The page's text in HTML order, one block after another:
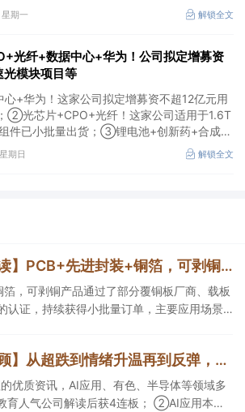
。
期一 解锁全文
光纤+数据中心+华为！公司拟定增募资
光模块项目等
+华为！这家公司拟定增募资不超12亿元用
②光芯片+CPO+光纤！这家公司适用于1.6T
件已小批量出货；③锂电池+创新药+合成生
超过7亿元以切入半导体供应链。
期日 解锁全文
【机构龙虎榜解读】PCB+先进封装+铜箔，可剥铜产品通过了部分覆铜板厂商、载板厂商及相关芯片终端的认证，持续获得小批量订单，主要应用场景包括芯片封装光模块用PCB，机构大额净买入这家公司
，可剥铜产品通过了部分覆铜板厂商、载板
认证，持续获得小批量订单，主要应用场景
具备承接细胞与基因治疗产品商业化受托生
司获净买入。
【九点特供周回顾】从超跌到情绪升温再到反弹，栏目梳理AI应用题材逻辑，AI教育人气公司解读后获4连板
优质资讯，AI应用、有色、半导体等领域多
公司解读后获4连板； ②AI应用本周